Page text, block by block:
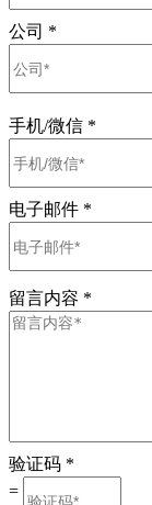
公司 *
手机/微信 *
电子邮件 *
留言内容 *
验证码 *
=